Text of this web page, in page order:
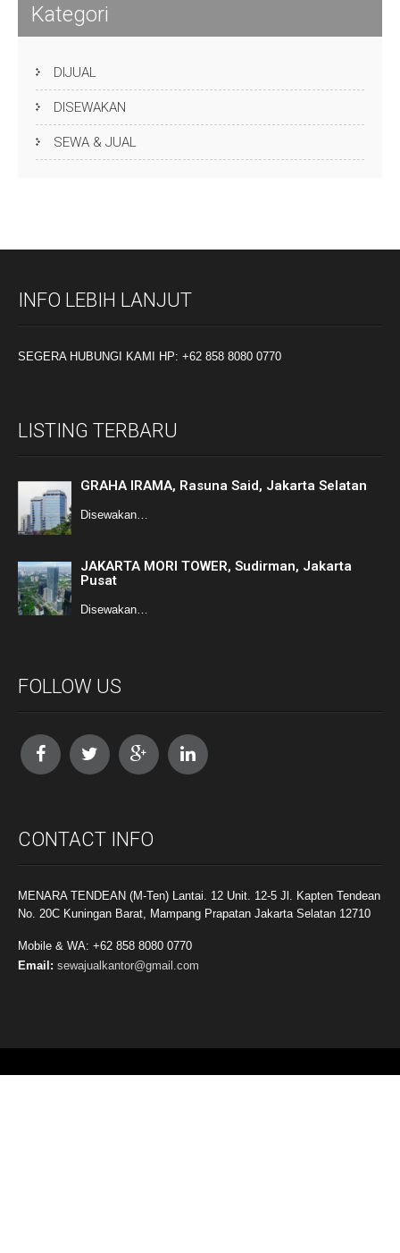
Kategori
DIJUAL
DISEWAKAN
SEWA & JUAL
INFO LEBIH LANJUT
SEGERA HUBUNGI KAMI HP: +62 858 8080 0770
LISTING TERBARU
GRAHA IRAMA, Rasuna Said, Jakarta Selatan
Disewakan…
JAKARTA MORI TOWER, Sudirman, Jakarta
Pusat
Disewakan…
FOLLOW US
CONTACT INFO
MENARA TENDEAN (M-Ten) Lantai. 12 Unit. 12-5 Jl. Kapten Tendean
No. 20C Kuningan Barat, Mampang Prapatan Jakarta Selatan 12710
Mobile & WA: +62 858 8080 0770
Email: sewajualkantor@gmail.com